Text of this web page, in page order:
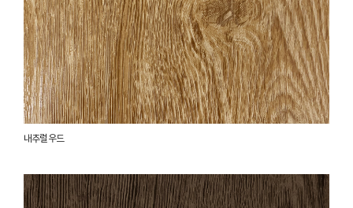
내추럴 우드